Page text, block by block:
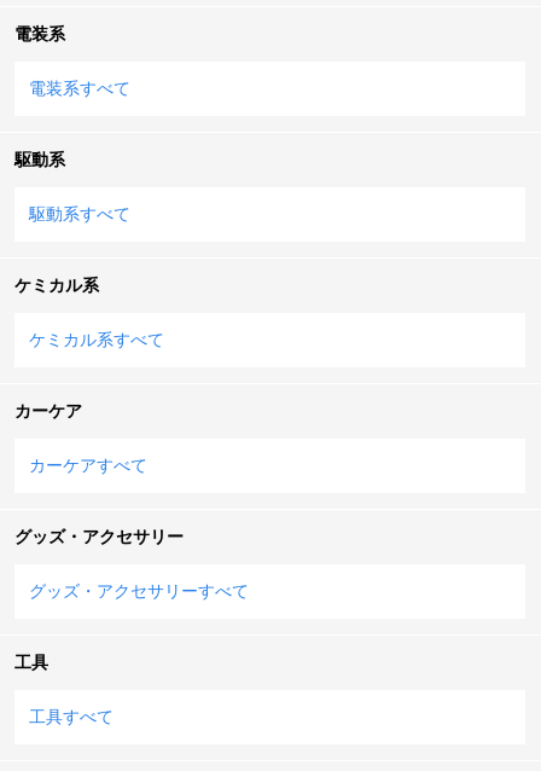
電装系
電装系すべて
駆動系
駆動系すべて
ケミカル系
ケミカル系すべて
カーケア
カーケアすべて
グッズ・アクセサリー
グッズ・アクセサリーすべて
工具
工具すべて